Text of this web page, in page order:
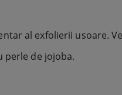
al exfolierii usoare.
perle de jojoba.